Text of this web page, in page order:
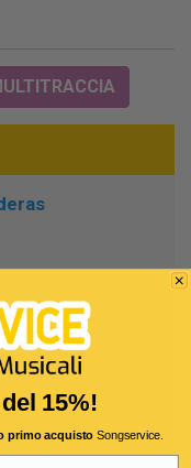
15%!
primo acquistoSongservice.